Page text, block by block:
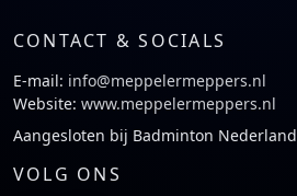
CONTACT & SOCIALS
E-mail: info@meppelermeppers.nl
Website: www.meppelermeppers.nl
Aangesloten bij Badminton Nederland
VOLG ONS